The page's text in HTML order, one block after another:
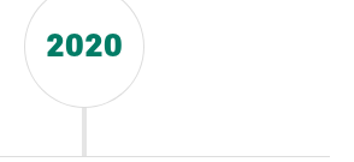
2020